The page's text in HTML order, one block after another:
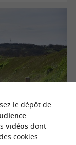
le dépôt de
.
vidéosdont
cookies.